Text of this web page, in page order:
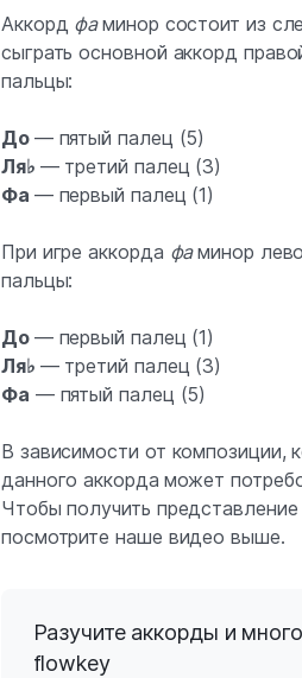
Аккорд фаминор состоит из
сыграть основной аккорд
пальцы:
До — пятый палец (5)
Ля♭ — третий палец (3)
Фа — первый палец (1)
При игре аккорда фаминор
пальцы:
До — первый палец (1)
Ля♭ — третий палец (3)
Фа — пятый палец (5)
В зависимости от композиции,
данного аккорда может
Чтобы получить
посмотрите наше видео выше.
Разучите аккорды и
flowkey